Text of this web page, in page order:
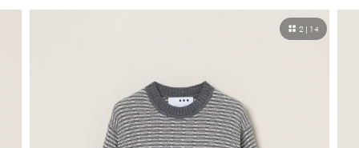
2 | 14